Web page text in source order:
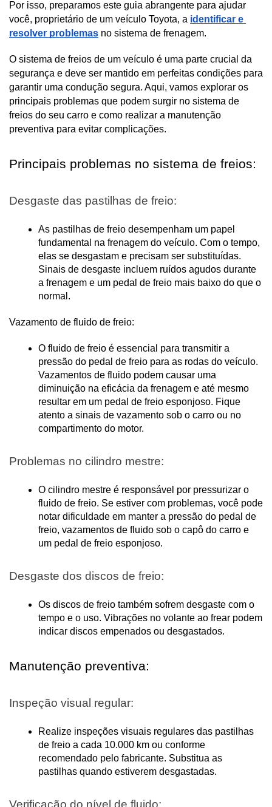
Por isso, preparamos este guia abrangente para ajudar
você, proprietário de um veículo Toyota, a identificar e
resolver problemas no sistema de frenagem.
O sistema de freios de um veículo é uma parte crucial da
segurança e deve ser mantido em perfeitas condições para
garantir uma condução segura. Aqui, vamos explorar os
principais problemas que podem surgir no sistema de
freios do seu carro e como realizar a manutenção
preventiva para evitar complicações.
Principais problemas no sistema de freios:
Desgaste das pastilhas de freio:
As pastilhas de freio desempenham um papel
fundamental na frenagem do veículo. Com o tempo,
elas se desgastam e precisam ser substituídas.
Sinais de desgaste incluem ruídos agudos durante
a frenagem e um pedal de freio mais baixo do que o
normal.
Vazamento de fluido de freio:
O fluido de freio é essencial para transmitir a
pressão do pedal de freio para as rodas do veículo.
Vazamentos de fluido podem causar uma
diminuição na eficácia da frenagem e até mesmo
resultar em um pedal de freio esponjoso. Fique
atento a sinais de vazamento sob o carro ou no
compartimento do motor.
Problemas no cilindro mestre:
O cilindro mestre é responsável por pressurizar o
fluido de freio. Se estiver com problemas, você pode
notar dificuldade em manter a pressão do pedal de
freio, vazamentos de fluido sob o capô do carro e
um pedal de freio esponjoso.
Desgaste dos discos de freio:
Os discos de freio também sofrem desgaste com o
tempo e o uso. Vibrações no volante ao frear podem
indicar discos empenados ou desgastados.
Manutenção preventiva:
Inspeção visual regular:
Realize inspeções visuais regulares das pastilhas
de freio a cada 10.000 km ou conforme
recomendado pelo fabricante. Substitua as
pastilhas quando estiverem desgastadas.